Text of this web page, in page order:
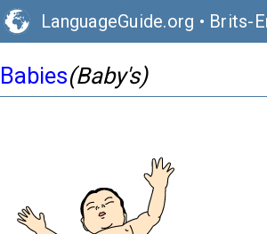
LanguageGuide.org • Brits-
Babies(Baby's)